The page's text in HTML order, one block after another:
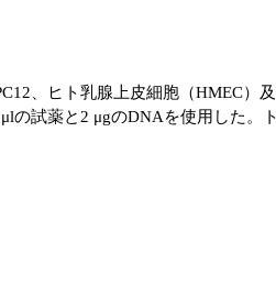
、ヒト乳腺上皮細胞（HMEC）
の試薬と2 μgのDNAを使用した。